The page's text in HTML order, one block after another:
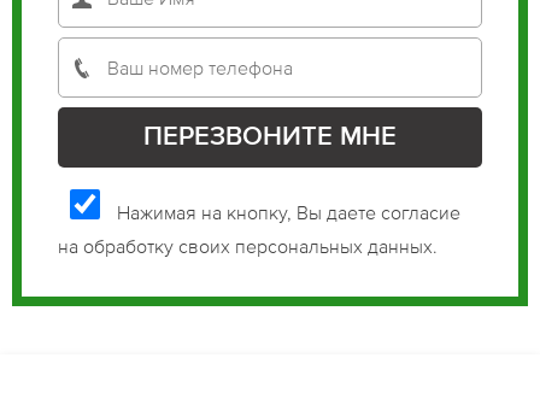
Нажимая на кнопку, Вы даете согласие
на обработку своих персональных данных.